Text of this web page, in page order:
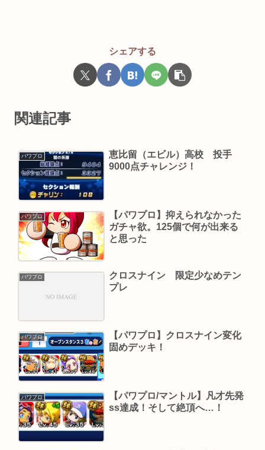
シェアする
関連記事
パワプロ
恵比留（エビル）高校 投手
9000点チャレンジ！
パワプロ
【パワプロ】抑えられなかった
ガチャ欲。125個で何が出来る
と思った
パワプロ
クロスナイン 限定少なめテン
プレ
パワプロ
【パワプロ】クロスナイン変化
固めデッキ！
パワプロ
【パワプロ/マントル】凡才先発
ss達成！そして絶頂へ…！